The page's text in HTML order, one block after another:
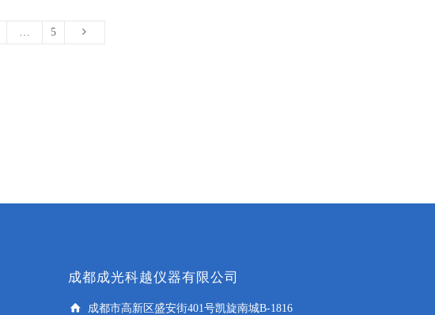
5
成都成光科越仪器有限公司
成都市高新区盛安街401号凯旋南城B-1816